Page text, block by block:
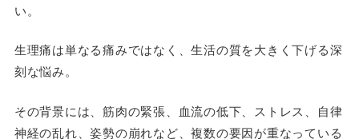
い。
生理痛は単なる痛みではなく、生活の質を大きく下げる深
刻な悩み。
その背景には、筋肉の緊張、血流の低下、ストレス、自律
神経の乱れ、姿勢の崩れなど、複数の要因が重なっている